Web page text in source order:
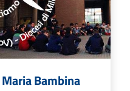
Bambina